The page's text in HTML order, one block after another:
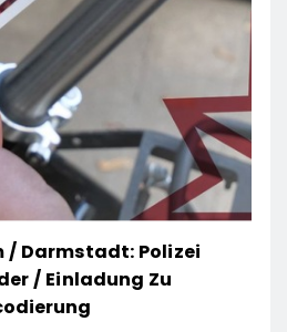
/ Darmstadt: Polizei
/ Einladung Zu